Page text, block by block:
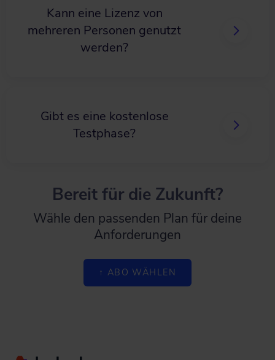
Kann eine Lizenz von
mehreren Personen genutzt
werden?
Gibt es eine kostenlose
Testphase?
Bereit für die Zukunft?
Wähle den passenden Plan für deine
Anforderungen
↑ ABO WÄHLEN